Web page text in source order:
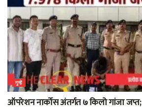
गुन्हे
ऑपरेशन नार्कोस अंतर्गत ७ किलो गांजा